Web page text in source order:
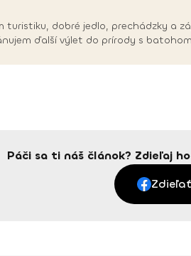
turistiku, dobré jedlo, prechádzky a
ďalší výlet do prírody s
Páči sa ti náš článok? Zdieľaj
Zdieľať